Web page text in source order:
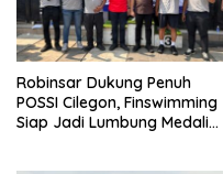
Robinsar Dukung Penuh
POSSI Cilegon, Finswimming
Siap Jadi Lumbung Medali